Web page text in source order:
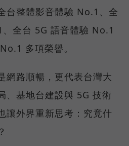
台整體影音體驗 No.1、全
全台 5G 語音體驗 No.1
多項榮譽。
網路順暢，更代表台灣大
、基地台建設與 5G 技術
讓外界重新思考：究竟什